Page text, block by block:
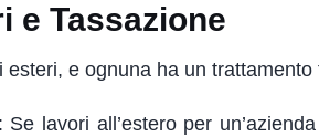
e Tassazione
e ognuna ha un
Se lavori all’estero per